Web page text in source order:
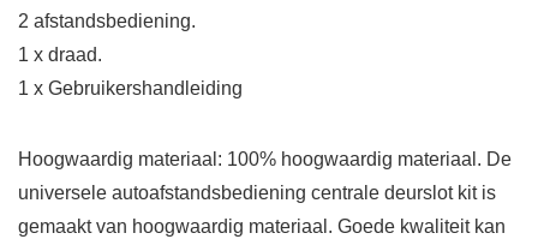
2 afstandsbediening.
1 x draad.
1 x Gebruikershandleiding
Hoogwaardig materiaal: 100% hoogwaardig materiaal. De
universele autoafstandsbediening centrale deurslot kit is
gemaakt van hoogwaardig materiaal. Goede kwaliteit kan